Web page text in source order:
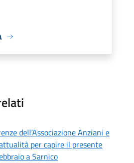
dell’Associazione Anziani e
per capire il presente
a Sarnico